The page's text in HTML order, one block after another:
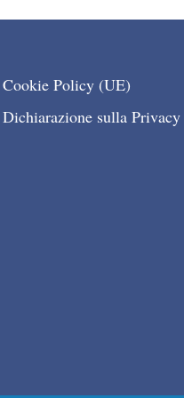
Cookie Policy (UE)
Dichiarazione sulla